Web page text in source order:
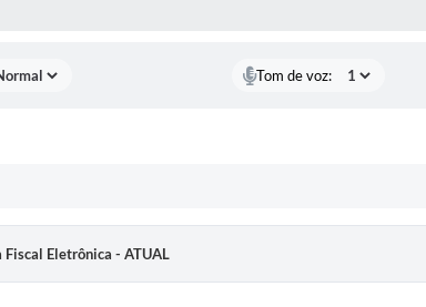
Tom de voz:
Fiscal Eletrônica - ATUAL